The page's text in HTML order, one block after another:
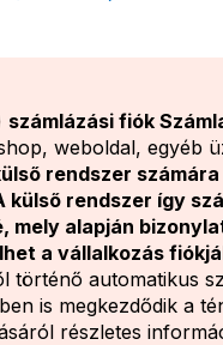
számlázási fiók
weboldal, egyéb
rendszer
külső rendszer így
mely alapján
a vállalkozás
történő automatikus
is megkezdődik a
részletes